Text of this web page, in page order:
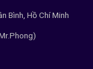
Bình, Hồ Chí Minh